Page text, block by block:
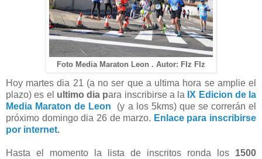
Foto Media Maraton Leon . Autor: FIz FIz
Hoy martes dia 21 (a no ser que a ultima hora se amplie el
plazo) es el ultimo dia para inscribirse a la IX Edicion de la
Media Maraton de Leon
(y a los 5kms) que se correrán el
próximo domingo dia 26 de marzo. Enlace para inscribirse
por internet.
Hasta el momento la lista de inscritos ronda los 1500